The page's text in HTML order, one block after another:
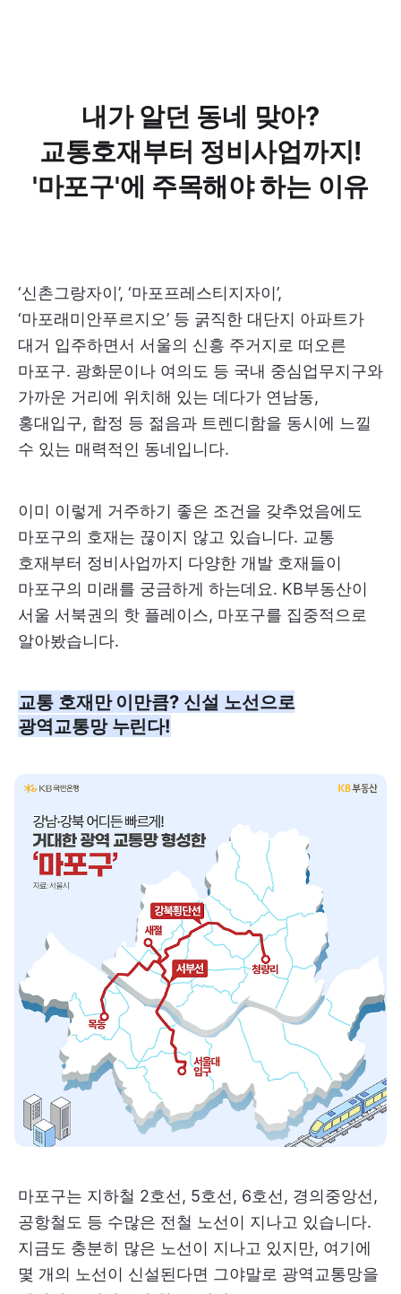
내가 알던 동네 맞아?
교통호재부터 정비사업까지!
'마포구'에 주목해야 하는 이유
‘신촌그랑자이’, ‘마포프레스티지자이’,
‘마포래미안푸르지오’ 등 굵직한 대단지 아파트가
대거 입주하면서 서울의 신흥 주거지로 떠오른
마포구. 광화문이나 여의도 등 국내 중심업무지구와
가까운 거리에 위치해 있는 데다가 연남동,
홍대입구, 합정 등 젊음과 트렌디함을 동시에 느낄
수 있는 매력적인 동네입니다.
이미 이렇게 거주하기 좋은 조건을 갖추었음에도
마포구의 호재는 끊이지 않고 있습니다. 교통
호재부터 정비사업까지 다양한 개발 호재들이
마포구의 미래를 궁금하게 하는데요. KB부동산이
서울 서북권의 핫 플레이스, 마포구를 집중적으로
알아봤습니다.
교통 호재만 이만큼? 신설 노선으로
광역교통망 누린다!
마포구는 지하철 2호선, 5호선, 6호선, 경의중앙선,
공항철도 등 수많은 전철 노선이 지나고 있습니다.
지금도 충분히 많은 노선이 지나고 있지만, 여기에
몇 개의 노선이 신설된다면 그야말로 광역교통망을